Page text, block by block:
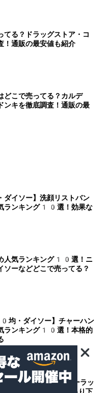
てる？ドラッグストア・コ
！通販の最安値も紹介
どこで売ってる？カルデ
ンキを徹底調査！通販の最
ダイソー】洗顔リストバン
ランキング10選！効果な
人気ランキング10選！ニ
ソーなどどこで売ってる？
・ダイソー】チャーハン
ランキング10選！本格的
・100均】シャンプーラッ